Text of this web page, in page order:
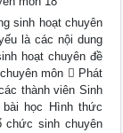
sinh hoạt chuyên
là các nội dung
hoạt chuyên đề
môn  Phát
thành viên Sinh
bài học Hình thức
chức sinh chuyên